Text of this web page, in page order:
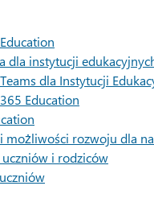
dla instytucji
dla Instytucji
Education
możliwości rozwoju dla
i rodziców